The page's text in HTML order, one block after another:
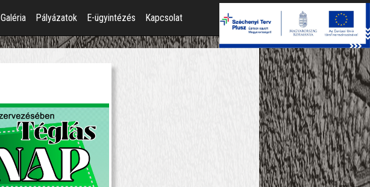
Galéria Pályázatok E-ügyintézés Kapcsolat